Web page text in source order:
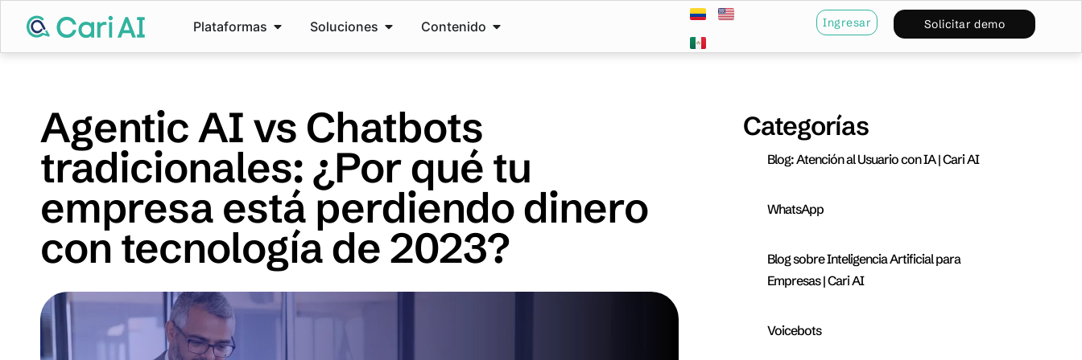
Plataformas Soluciones Contenido Ingresar Solicitar demo
Agentic AI vs Chatbots
tradicionales: ¿Por qué tu
empresa está perdiendo dinero
con tecnología de 2023?
Categorías
Blog: Atención al Usuario con IA | Cari AI
WhatsApp
Blog sobre Inteligencia Artificial para
Empresas | Cari AI
Voicebots